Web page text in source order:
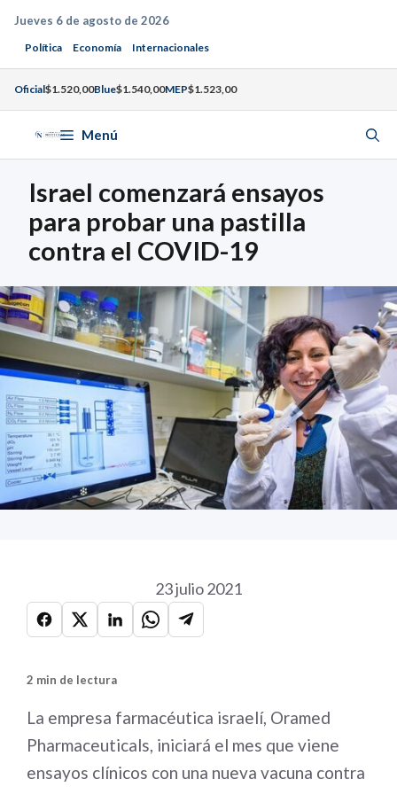
Saltar
contenido
Jueves 6 de agosto de 2026
Política Economía Internacionales
Oficial$1.520,00Blue$1.540,00MEP$1.523,00
Menú
Israel comenzará ensayos
para probar una pastilla
contra el COVID-19
23 julio 2021
2 min de lectura
La empresa farmacéutica israelí, Oramed
Pharmaceuticals, iniciará el mes que viene
ensayos clínicos con una nueva vacuna contra